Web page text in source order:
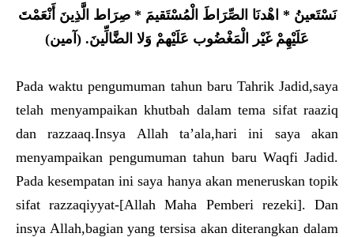
نَسْتَعينُ * اهْدنَا الصِّرَاطَ الْمُسْتَقيمَ * صِرَاط الَّذِينَ أَنْعَمْتَ
عَلَيْهِمْ غَيْر الْمَغْضُوب عَلَيْهمْ وَلا الضَّالِّينَ. (آمين)
Pada waktu pengumuman tahun baru Tahrik Jadid,saya
telah menyampaikan khutbah dalam tema sifat raaziq
dan razzaaq.Insya Allah ta’ala,hari ini saya akan
menyampaikan pengumuman tahun baru Waqfi Jadid.
Pada kesempatan ini saya hanya akan meneruskan topik
sifat razzaqiyyat-[Allah Maha Pemberi rezeki]. Dan
insya Allah,bagian yang tersisa akan diterangkan dalam